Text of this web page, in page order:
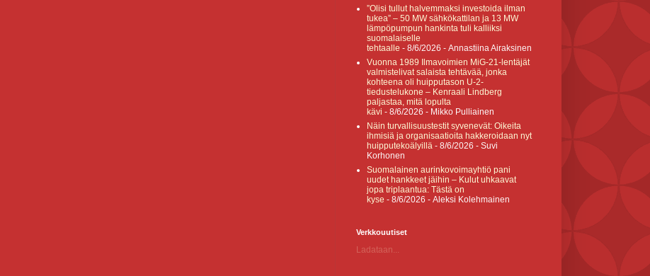
”Olisi tullut halvemmaksi investoida ilman
tukea” – 50 MW sähkökattilan ja 13 MW
lämpöpumpun hankinta tuli kalliiksi
suomalaiselle
tehtaalle - 8/6/2026 - Annastiina Airaksinen
Vuonna 1989 Ilmavoimien MiG-21-lentäjät
valmistelivat salaista tehtävää, jonka
kohteena oli huipputason U-2-
tiedustelukone – Kenraali Lindberg
paljastaa, mitä lopulta
kävi - 8/6/2026 - Mikko Pulliainen
Näin turvallisuustestit syvenevät: Oikeita
ihmisiä ja organisaatioita hakkeroidaan nyt
huipputekoälyillä - 8/6/2026 - Suvi
Korhonen
Suomalainen aurinkovoimayhtiö pani
uudet hankkeet jäihin – Kulut uhkaavat
jopa triplaantua: Tästä on
kyse - 8/6/2026 - Aleksi Kolehmainen
Verkkouutiset
Ladataan...